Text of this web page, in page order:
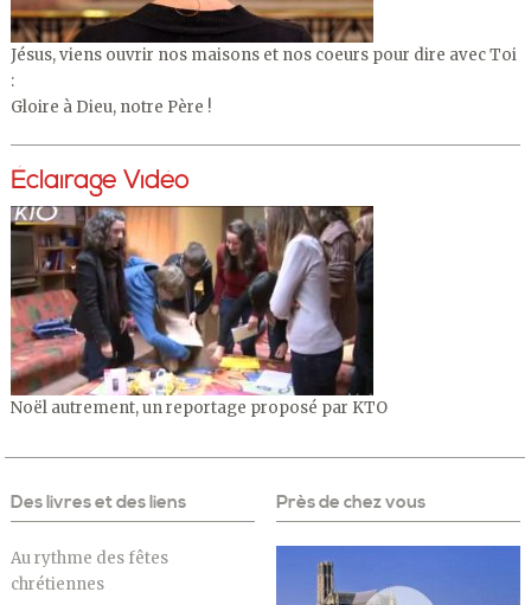
Jésus, viens ouvrir nos maisons et nos coeurs pour dire avec Toi
:
Gloire à Dieu, notre Père !
Éclairage Vidéo
Noël autrement, un reportage proposé par KTO
Des livres et des liens
Au rythme des fêtes
chrétiennes
Près de chez vous